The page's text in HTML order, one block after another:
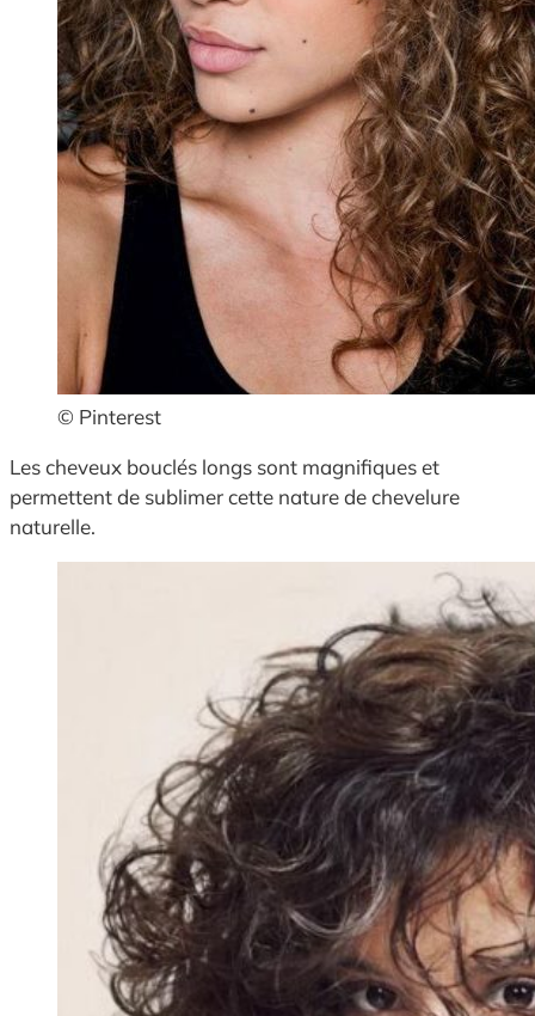
© Pinterest
Les cheveux bouclés longs sont magnifiques et
permettent de sublimer cette nature de chevelure
naturelle.